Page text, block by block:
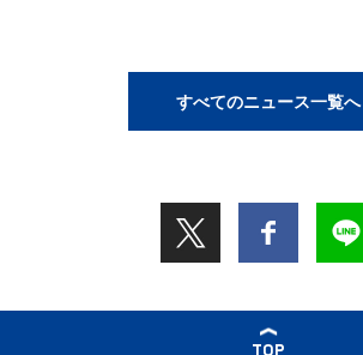
すべてのニュース一覧へ
TOP